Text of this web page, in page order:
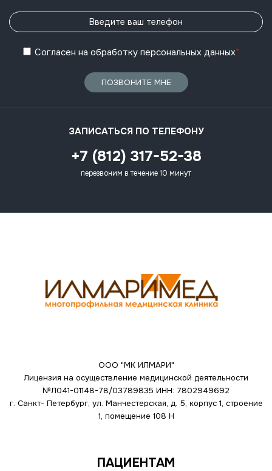
Согласен на обработку персональных данных*
ПОЗВОНИТЕ МНЕ
ЗАПИСАТЬСЯ ПО ТЕЛЕФОНУ
+7 (812) 317-52-38
перезвоним в течение 10 минут
ООО "МК ИЛМАРИ"
Лицензия на осуществление медицинской деятельности
№Л041-01148-78/03789835 ИНН: 7802949692
г. Санкт- Петербург, ул. Манчестерская, д. 5, корпус 1, строение
1, помещение 108 Н
ПАЦИЕНТАМ